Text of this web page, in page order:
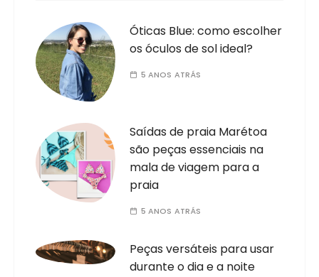
Óticas Blue: como escolher
os óculos de sol ideal?
5 ANOS ATRÁS
Saídas de praia Marétoa
são peças essenciais na
mala de viagem para a
praia
5 ANOS ATRÁS
Peças versáteis para usar
durante o dia e a noite